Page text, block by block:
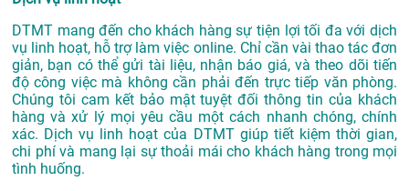
DTMT mang đến cho khách hàng sự tiện lợi tối đa với dịch
vụ linh hoạt, hỗ trợ làm việc online. Chỉ cần vài thao tác đơn
giản, bạn có thể gửi tài liệu, nhận báo giá, và theo dõi tiến
độ công việc mà không cần phải đến trực tiếp văn phòng.
Chúng tôi cam kết bảo mật tuyệt đối thông tin của khách
hàng và xử lý mọi yêu cầu một cách nhanh chóng, chính
xác. Dịch vụ linh hoạt của DTMT giúp tiết kiệm thời gian,
chi phí và mang lại sự thoải mái cho khách hàng trong mọi
tình huống.